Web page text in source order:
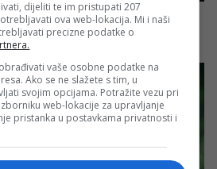
dijeliti te im pristupati 207
ova web-lokacija. Mi i naši
precizne podatke o
vaše osobne podatke na
Ako se ne slažete s tim, u
svojim opcijama. Potražite vezu pri
web-lokacije za upravljanje
pristanka u postavkama privatnosti i